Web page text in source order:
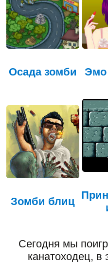
Осада зомби Эмо
Зомби блиц
Сегодня мы
канатоходец,